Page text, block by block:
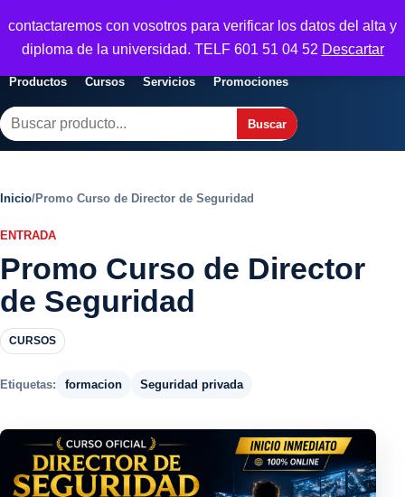
contactaremos con vosotros para verificar los datos del alta y
diploma de la universidad. TELF 601 51 04 52 Descartar
Seguridad y Empresa
empresas
Abrir menu
Productos Cursos Servicios Promociones
Buscar
Buscar
Inicio/Promo Curso de Director de Seguridad
ENTRADA
Promo Curso de Director
de Seguridad
CURSOS
Etiquetas: formacion Seguridad privada